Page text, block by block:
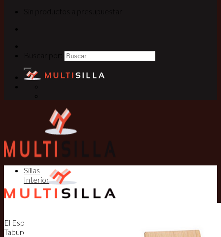
El Especialista en Sillas, Mesas y
Taburetes
Sillas
Interior